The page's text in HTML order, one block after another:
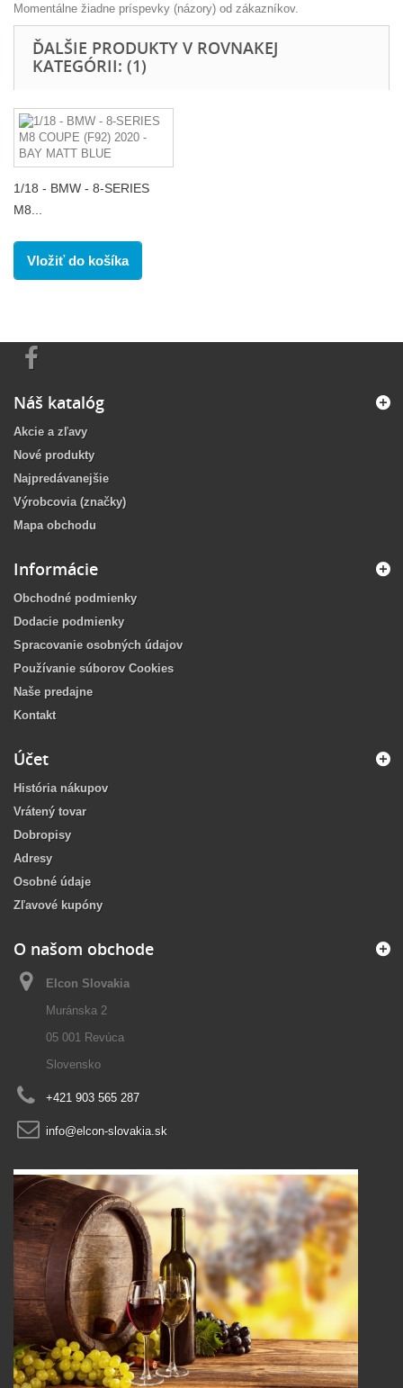
Momentálne žiadne príspevky (názory) od zákazníkov.
ĎALŠIE PRODUKTY V ROVNAKEJ
KATEGÓRII: (1)
1/18 - BMW - 8-SERIES
M8...
Vložiť do košíka
Náš katalóg
Akcie a zľavy
Nové produkty
Najpredávanejšie
Výrobcovia (značky)
Mapa obchodu
Informácie
Obchodné podmienky
Dodacie podmienky
Spracovanie osobných údajov
Používanie súborov Cookies
Naše predajne
Kontakt
Účet
História nákupov
Vrátený tovar
Dobropisy
Adresy
Osobné údaje
Zľavové kupóny
O našom obchode
Elcon Slovakia
Muránska 2
05 001 Revúca
Slovensko
+421 903 565 287
info@elcon-slovakia.sk